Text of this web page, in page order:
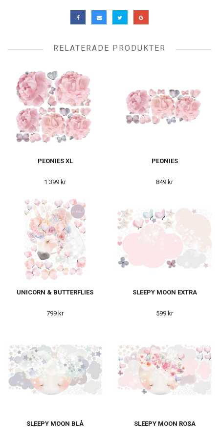
RELATERADE PRODUKTER
PEONIES XL
1 399 kr
PEONIES
849 kr
UNICORN & BUTTERFLIES
799 kr
SLEEPY MOON EXTRA
599 kr
SLEEPY MOON BLÅ SLEEPY MOON ROSA